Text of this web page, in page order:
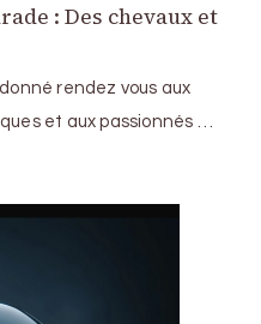
: Des chevaux et
rendez vous aux
et aux passionnés …